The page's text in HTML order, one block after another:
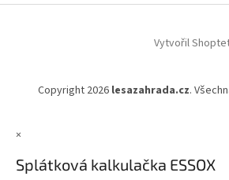
Vytvořil
Copyright 2026 lesazahrada.cz.
×
Splátková kalkulačka ESSOX